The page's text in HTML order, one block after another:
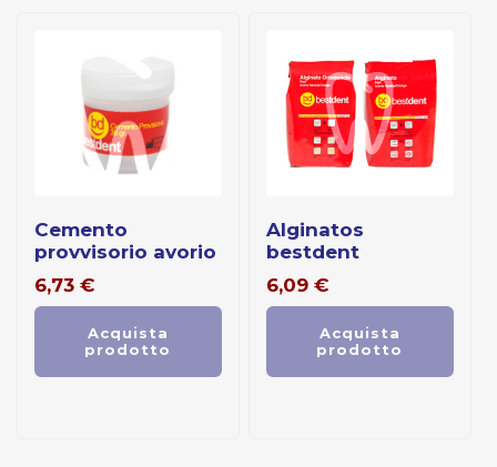
cemento
provvisorio avorio
6,73 €
Acquista
prodotto
alginatos
bestdent
6,09 €
Acquista
prodotto